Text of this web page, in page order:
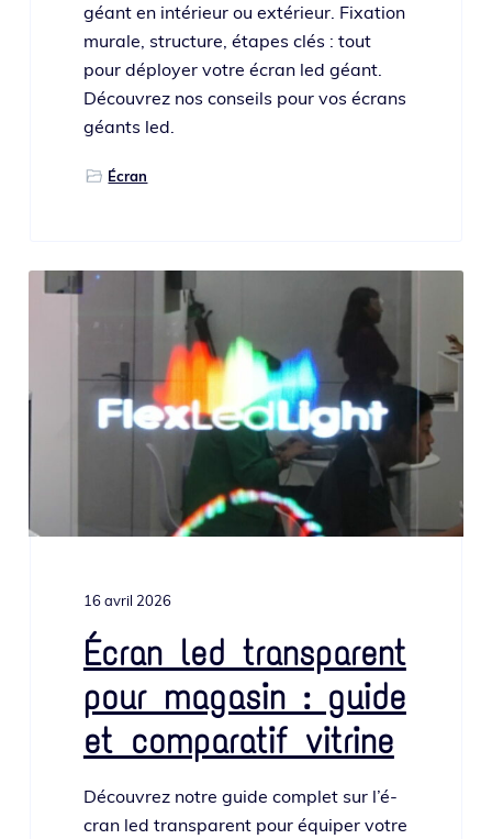
géant en inté­rieur ou exté­rieur. Fixation
murale, struc­ture, étapes clés : tout
pour déployer votre écran led géant.
Découvrez nos conseils pour vos écrans
géants led.
Écran
16 avril 2026
Écran led transparent
pour magasin : guide
et comparatif vitrine
Découvrez notre guide com­plet sur l’é­
cran led trans­pa­rent pour équi­per votre